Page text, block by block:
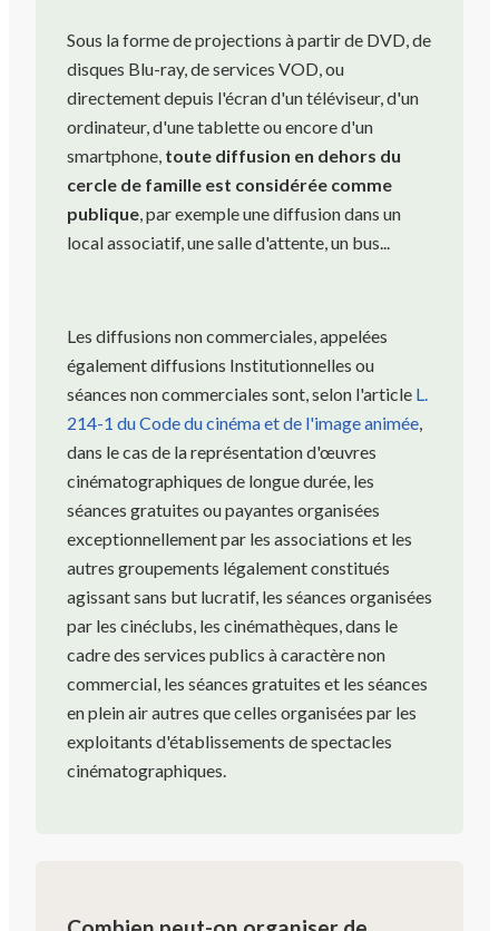
Sous la forme de projections à partir de DVD, de
disques Blu-ray, de services VOD, ou
directement depuis l'écran d'un téléviseur, d'un
ordinateur, d'une tablette ou encore d'un
smartphone, toute diffusion en dehors du
cercle de famille est considérée comme
publique, par exemple une diffusion dans un
local associatif, une salle d'attente, un bus...
Les diffusions non commerciales, appelées
également diffusions Institutionnelles ou
séances non commerciales sont, selon l'article L.
214-1 du Code du cinéma et de l'image animée,
dans le cas de la représentation d'œuvres
cinématographiques de longue durée, les
séances gratuites ou payantes organisées
exceptionnellement par les associations et les
autres groupements légalement constitués
agissant sans but lucratif, les séances organisées
par les cinéclubs, les cinémathèques, dans le
cadre des services publics à caractère non
commercial, les séances gratuites et les séances
en plein air autres que celles organisées par les
exploitants d'établissements de spectacles
cinématographiques.